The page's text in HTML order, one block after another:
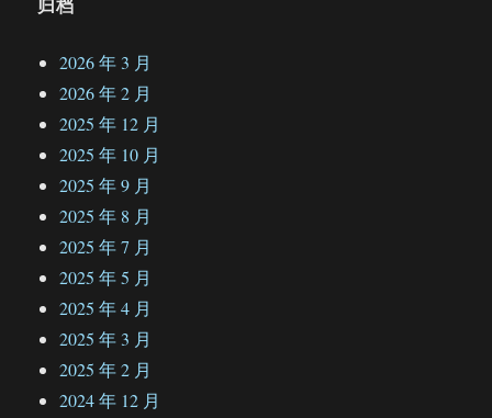
2026 年 3 月
2026 年 2 月
2025 年 12 月
2025 年 10 月
2025 年 9 月
2025 年 8 月
2025 年 7 月
2025 年 5 月
2025 年 4 月
2025 年 3 月
2025 年 2 月
2024 年 12 月